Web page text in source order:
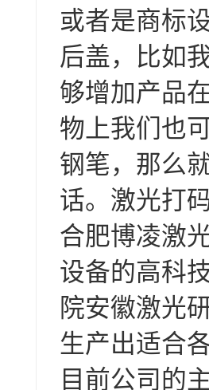
或者是商标
后盖，比如
够增加产品
物上我们也
钢笔，那么
话。激光打
合肥博凌激
设备的高科
院安徽激光
生产出适合
目前公司的